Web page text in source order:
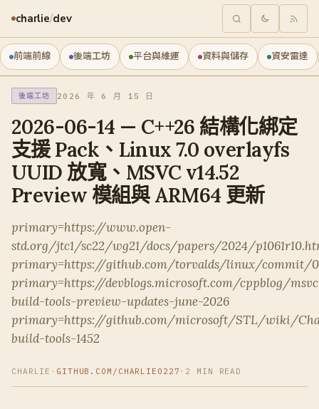
charlie/dev
前端前線 後端工坊 平台與維運 資料與儲存 資安雷達
後端工坊 2026 年 6 月 15 日
2026-06-14 — C++26 結構化綁定
支援 Pack、Linux 7.0 overlayfs
UUID 放寬、MSVC v14.52
Preview 模組與 ARM64 更新
primary=https://www.open-
std.org/jtc1/sc22/wg21/docs/papers/2024/
primary=https://github.com/torvalds/linux/commit/
primary=https://devblogs.microsoft.com/cppblog/
build-tools-preview-updates-june-2026
primary=https://github.com/microsoft/STL/wiki/
build-tools-1452
CHARLIE · GITHUB.COM/CHARLIE0227 · 2 MIN READ